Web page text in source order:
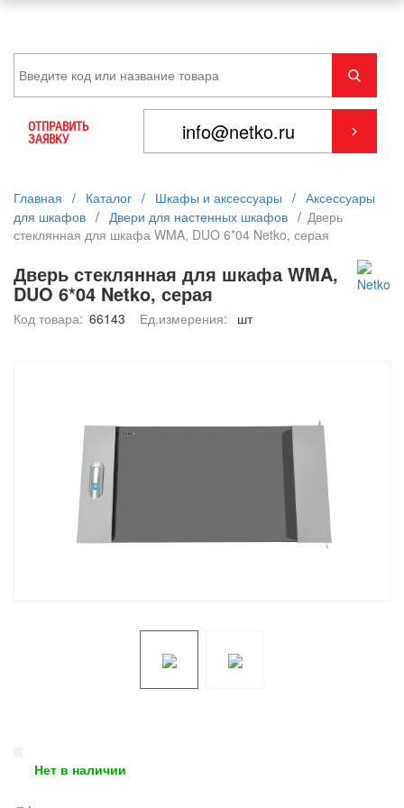
ОТПРАВИТЬ
ЗАЯВКУ
Главная / Каталог / Шкафы и аксессуары / Аксессуары
для шкафов / Двери для настенных шкафов / Дверь
стеклянная для шкафа WMA, DUO 6*04 Netko, серая
Дверь стеклянная для шкафа WMA,
DUO 6*04 Netko, серая
Код товара: 66143 Ед.измерения: шт
Нет в наличии